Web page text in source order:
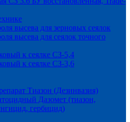
высева для зерновых сеялок
высева для сеялок точного
к сеялке СЗ-5,4
к сеялке СЗ-3,6
Тиазон (Дезинвазия)
Дазомет (тиазон,
гербицид)